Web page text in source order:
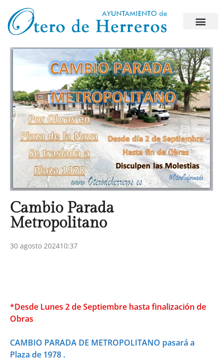
Cambio Parada
Metropolitano
30 agosto 202410:37
*Desde Lunes 2 de Septiembre hasta finalización de
Obras
CAMBIO PARADA DE METROPOLITANO pasará a
Plaza de 1978 .